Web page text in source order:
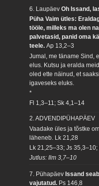
6. LaupäevOh Issand,
Püha Vaim ütles:
tööle, milleks ma olen
palvetasid, panid oma
teele.Ap 13,2–3
Jumal, me täname Sind,
elus. Kutsu ja eralda
oled ette näinud, et
igaveseks eluks.
*
Fl 1,3–11; Sk 4,1–14
2. ADVENDIPÜHAPÄEV
Vaadake üles ja tõstke
läheneb. Lk 21,28
Lk 21,25–33; Js
Jutlus: Ilm 3,7–10
7. PühapäevIssand
vajutatud. Ps 146,8